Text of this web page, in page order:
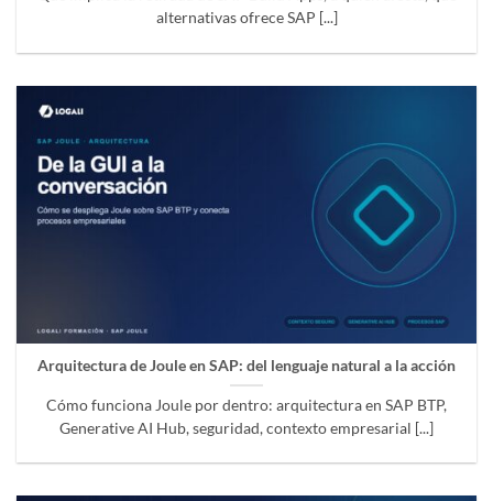
alternativas ofrece SAP [...]
Arquitectura de Joule en SAP: del lenguaje natural a la acción
Cómo funciona Joule por dentro: arquitectura en SAP BTP,
Generative AI Hub, seguridad, contexto empresarial [...]